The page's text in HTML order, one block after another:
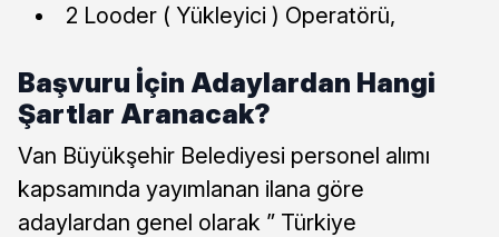
2 Looder ( Yükleyici ) Operatörü,
Başvuru İçin Adaylardan Hangi
Şartlar Aranacak?
Van Büyükşehir Belediyesi personel alımı
kapsamında yayımlanan ilana göre
adaylardan genel olarak ” Türkiye